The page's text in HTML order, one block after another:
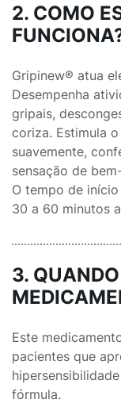
2. COMO
Gripinew® atua
Desempenha
gripais,
coriza. Estimula
suavemente,
sensação de
O tempo de
30 a 60 minutos
3.
Este
pacientes que
fórmula.